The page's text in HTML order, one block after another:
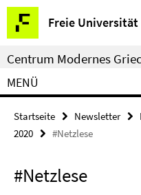
Springe
direkt
zu
Inhalt
Freie
Service-
Navigation
Centrum Modernes
MENÜ
Startseite Newsletter
2020
#Netzlese
#Netzlese